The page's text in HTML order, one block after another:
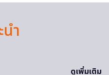
ำ
ดูเพิ่มเติม